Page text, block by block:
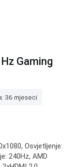
Gaming
36 mjeseci
Osvjetljenje:
240Hz, AMD